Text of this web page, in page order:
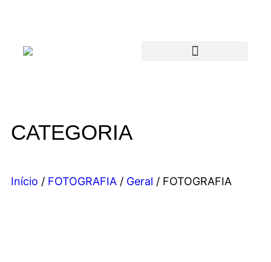
CATEGORIA
Início / FOTOGRAFIA / Geral / FOTOGRAFIA